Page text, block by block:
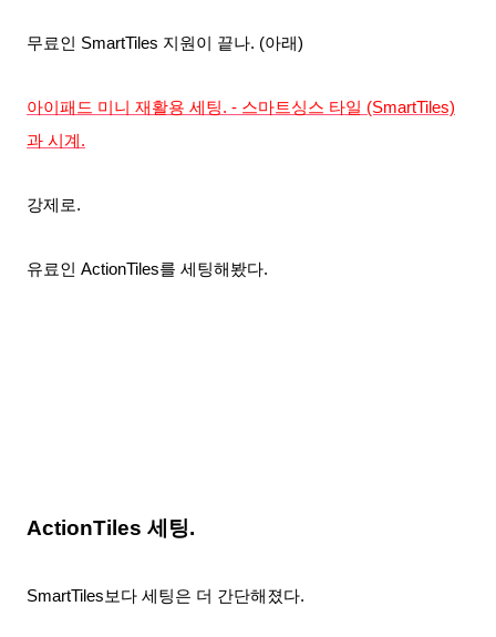
무료인 SmartTiles 지원이 끝나. (아래)
아이패드 미니 재활용 세팅. - 스마트싱스 타일 (SmartTiles)
과 시계.
강제로.
유료인 ActionTiles를 세팅해봤다.
ActionTiles 세팅.
SmartTiles보다 세팅은 더 간단해졌다.